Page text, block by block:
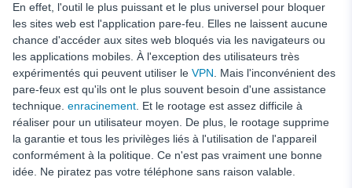
En effet, l'outil le plus puissant et le plus universel pour bloquer
les sites web est l'application pare-feu. Elles ne laissent aucune
chance d'accéder aux sites web bloqués via les navigateurs ou
les applications mobiles. À l'exception des utilisateurs très
expérimentés qui peuvent utiliser le VPN . Mais l'inconvénient des
pare-feux est qu'ils ont le plus souvent besoin d'une assistance
technique. enracinement . Et le rootage est assez difficile à
réaliser pour un utilisateur moyen. De plus, le rootage supprime
la garantie et tous les privilèges liés à l'utilisation de l'appareil
conformément à la politique. Ce n'est pas vraiment une bonne
idée. Ne piratez pas votre téléphone sans raison valable.